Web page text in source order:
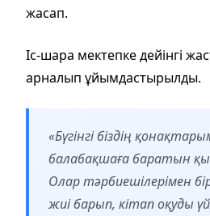
жасап.
Іс-шара мектепке дейінгі
арналып ұйымдастырылды.
«Бүгінгі біздің
балабақшаға баратын
Олар тәрбиешілерімен
жиі барып, кітап оқуды